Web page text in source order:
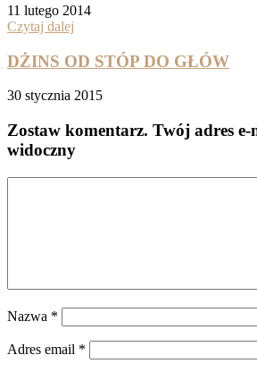
11 lutego 2014
Czytaj dalej
DŻINS OD STÓP DO GŁÓW
30 stycznia 2015
Zostaw komentarz. Twój adres e-
widoczny
Nazwa *
Adres email *